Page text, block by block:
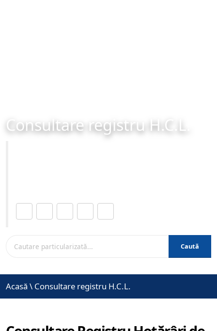
Consultare registru H.C.L.
Caută
Acasă \ Consultare registru H.C.L.